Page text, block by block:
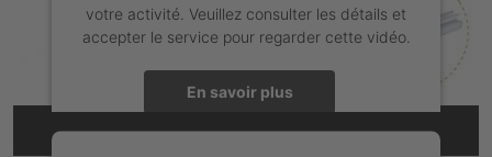
votre activité. Veuillez consulter les détails et
accepter le service pour regarder cette vidéo.
En savoir plus